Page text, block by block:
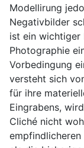
Modellirung
Negativbilder
ist ein wichtiger
Photographie
Vorbedingung
versteht sich
für ihre
Eingrabens,
Cliché nicht